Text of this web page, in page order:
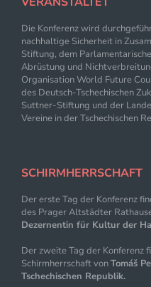
Die Konferenz wird
nachhaltige Sicherheit in
Stiftung, dem
Abrüstung und
Organisation World Future
des Deutsch-Tschechischen
Suttner-Stiftung und der
Vereine in der Tschechischen
SCHIRMHERRSCHAFT
Der erste Tag der Konferenz
des Prager Altstädter
Dezernentin für Kultur der
Der zweite Tag der Konferenz
Schirmherrschaft vonTomáš
Tschechischen Republik.